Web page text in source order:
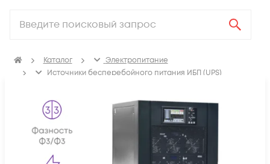
Каталог
Электропитание
Источники бесперебойного питания ИБП (UPS)